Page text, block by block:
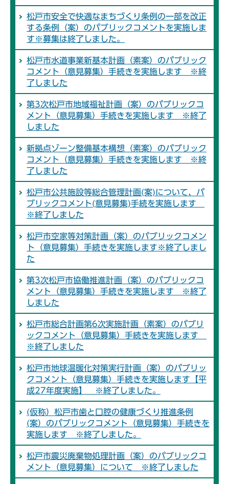
松戸市安全で快適なまちづくり条例の一部を改正
する条例（案）のパブリックコメントを実施しま
す※募集は終了しました。
松戸市水道事業新基本計画（素案）のパブリック
コメント（意見募集）手続きを実施します ※終
了しました
第3次松戸市地域福祉計画（案）のパブリックコ
メント（意見募集）手続きを実施します ※終了
しました
新拠点ゾーン整備基本構想（素案）のパブリック
コメント（意見募集）手続きを実施します ※終
了しました
松戸市公共施設等総合管理計画(案)について、パ
ブリックコメント(意見募集)手続を実施します
※終了しました
松戸市空家等対策計画（案）のパブリックコメン
ト（意見募集）手続きを実施します※終了しまし
た
第3次松戸市協働推進計画（案）のパブリックコ
メント（意見募集）手続きを実施します ※終了
しました
松戸市総合計画第6次実施計画（素案）のパブリ
ックコメント（意見募集）手続きを実施します
※終了しました
松戸市地球温暖化対策実行計画（案）のパブリッ
クコメント（意見募集）手続きを実施します【平
成27年度実施】 ※終了しました。
(仮称）松戸市歯と口腔の健康づくり推進条例
(案）のパブリックコメント（意見募集）手続きを
実施します ※終了しました。
松戸市震災廃棄物処理計画（案）のパブリックコ
メント（意見募集）について ※終了しました